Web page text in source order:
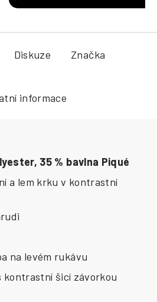
Diskuze Značka
informace
35 % bavlna Piqué
a lem krku v kontrastní
na levém rukávu
kontrastní šicí závorkou